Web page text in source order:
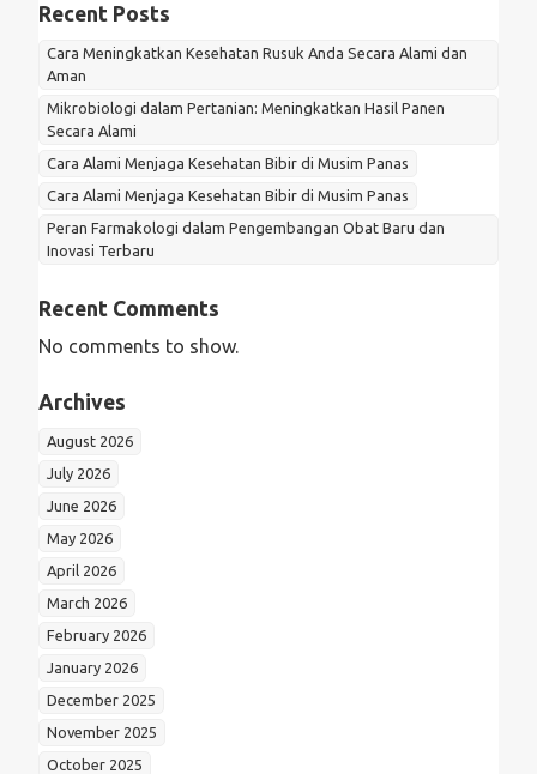
Recent Posts
Cara Meningkatkan Kesehatan Rusuk Anda Secara Alami dan
Aman
Mikrobiologi dalam Pertanian: Meningkatkan Hasil Panen
Secara Alami
Cara Alami Menjaga Kesehatan Bibir di Musim Panas
Cara Alami Menjaga Kesehatan Bibir di Musim Panas
Peran Farmakologi dalam Pengembangan Obat Baru dan
Inovasi Terbaru
Recent Comments
No comments to show.
Archives
August 2026
July 2026
June 2026
May 2026
April 2026
March 2026
February 2026
January 2026
December 2025
November 2025
October 2025